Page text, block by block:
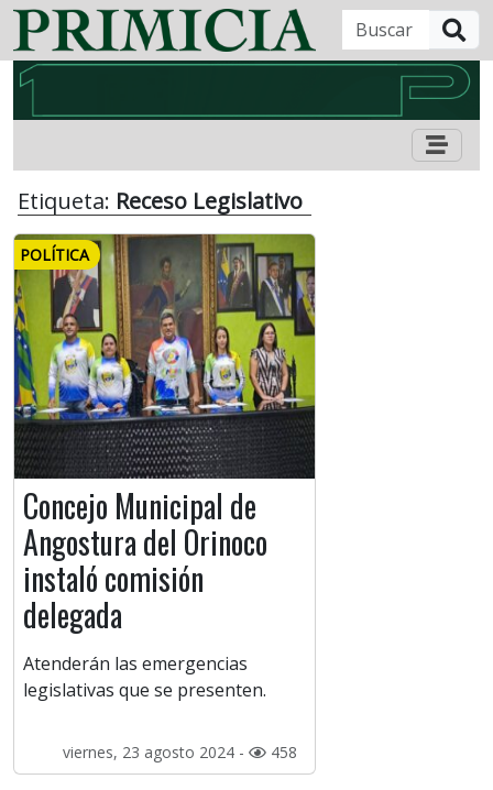
Etiqueta: Receso Legislativo
POLÍTICA
Concejo Municipal de
Angostura del Orinoco
instaló comisión
delegada
Atenderán las emergencias
legislativas que se presenten.
viernes, 23 agosto 2024 - 458